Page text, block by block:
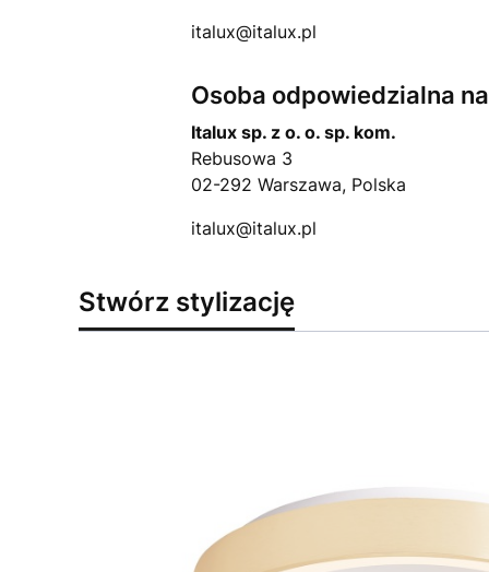
italux@italux.pl
Osoba odpowiedzialna
Italux sp. z o. o. sp. kom.
Rebusowa 3
02-292 Warszawa, Polska
italux@italux.pl
Stwórz stylizację